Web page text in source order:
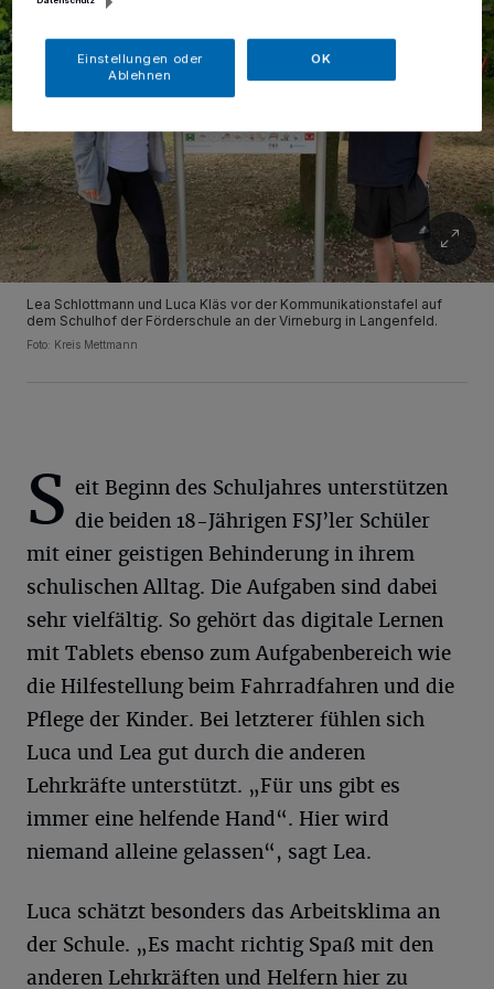
Lea Schlottmann und Luca Kläs vor der Kommunikationstafel auf
dem Schulhof der Förderschule an der Virneburg in Langenfeld.
Foto: Kreis Mettmann
S eit Beginn des Schuljahres unterstützen
die beiden 18-Jährigen FSJ’ler Schüler
mit einer geistigen Behinderung in ihrem
schulischen Alltag. Die Aufgaben sind dabei
sehr vielfältig. So gehört das digitale Lernen
mit Tablets ebenso zum Aufgabenbereich wie
die Hilfestellung beim Fahrradfahren und die
Pflege der Kinder. Bei letzterer fühlen sich
Luca und Lea gut durch die anderen
Lehrkräfte unterstützt. „Für uns gibt es
immer eine helfende Hand“. Hier wird
niemand alleine gelassen“, sagt Lea.
Luca schätzt besonders das Arbeitsklima an
der Schule. „Es macht richtig Spaß mit den
anderen Lehrkräften und Helfern hier zu
Einstellungen oder
Ablehnen
OK